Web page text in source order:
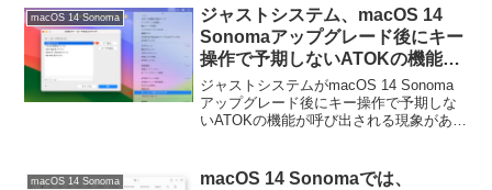
macOS 14 Sonoma
ジャストシステム、macOS 14
Sonomaアップグレード後にキー
操作で予期しないATOKの機能が
呼び出される現象があるとしてサ
ポートページを公開。
ジャストシステムがmacOS 14 Sonoma
アップグレード後にキー操作で予期しな
いATOKの機能が呼び出される現象がある
macOS 14 Sonoma
macOS 14 Sonomaでは、